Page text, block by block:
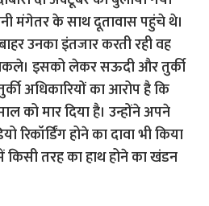
मंगेतर के साथ दूतावास पहुंचे थे।
उनका इंतजार करती रही वह
इसको लेकर सऊदी और तुर्की
अधिकारियों का आरोप है कि
को मार दिया है। उन्होंने अपने
होने का दावा भी किया
तरह का हाथ होने का खंडन